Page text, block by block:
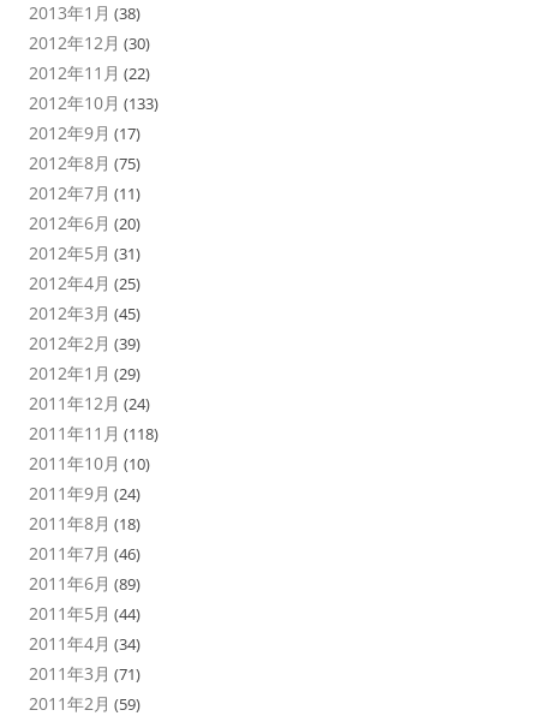
2013年1月 (38)
2012年12月 (30)
2012年11月 (22)
2012年10月 (133)
2012年9月 (17)
2012年8月 (75)
2012年7月 (11)
2012年6月 (20)
2012年5月 (31)
2012年4月 (25)
2012年3月 (45)
2012年2月 (39)
2012年1月 (29)
2011年12月 (24)
2011年11月 (118)
2011年10月 (10)
2011年9月 (24)
2011年8月 (18)
2011年7月 (46)
2011年6月 (89)
2011年5月 (44)
2011年4月 (34)
2011年3月 (71)
2011年2月 (59)